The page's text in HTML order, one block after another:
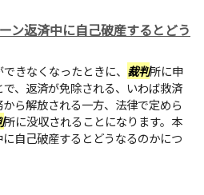
ン返済中に自己破産するとどう
きなくなったときに、 裁判所に申
、返済が免除される、いわば救済
ら解放される一方、法律で定めら
所に没収されることになります。本
自己破産するとどうなるのかにつ